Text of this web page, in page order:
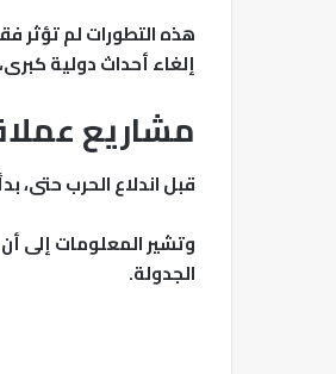
هذه التطورات لم تؤثر
إلغاء أحداث دولية
مشاريع
قبل اندلاع الحرب حتى،
وتشير المعلومات إلى
الجدولة.